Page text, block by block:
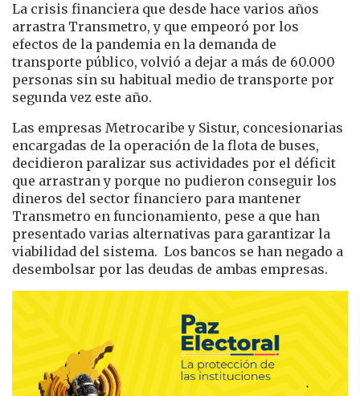
La crisis financiera que desde hace varios años
arrastra Transmetro, y que empeoró por los
efectos de la pandemia en la demanda de
transporte público, volvió a dejar a más de 60.000
personas sin su habitual medio de transporte por
segunda vez este año.
Las empresas Metrocaribe y Sistur, concesionarias
encargadas de la operación de la flota de buses,
decidieron paralizar sus actividades por el déficit
que arrastran y porque no pudieron conseguir los
dineros del sector financiero para mantener
Transmetro en funcionamiento, pese a que han
presentado varias alternativas para garantizar la
viabilidad del sistema. Los bancos se han negado a
desembolsar por las deudas de ambas empresas.